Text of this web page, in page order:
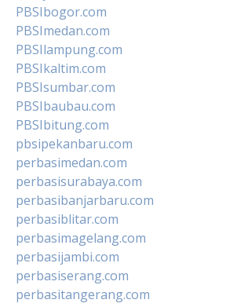
PBSIbogor.com
PBSImedan.com
PBSIlampung.com
PBSIkaltim.com
PBSIsumbar.com
PBSIbaubau.com
PBSIbitung.com
pbsipekanbaru.com
perbasimedan.com
perbasisurabaya.com
perbasibanjarbaru.com
perbasiblitar.com
perbasimagelang.com
perbasijambi.com
perbasiserang.com
perbasitangerang.com